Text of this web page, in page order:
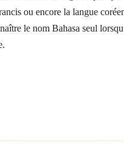
ou encore la langue
le nom Bahasa seul